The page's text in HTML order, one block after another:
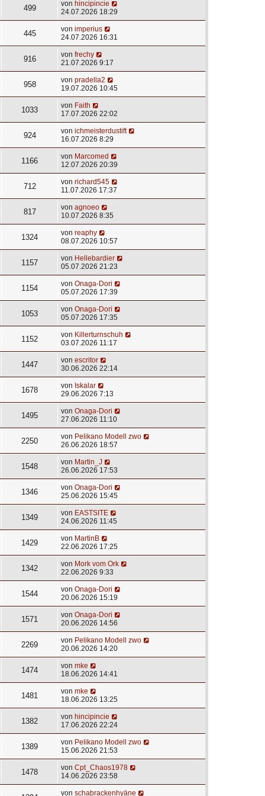
499 von hincipincie
24.07.2026 18:29
445 von imperius
24.07.2026 16:31
916 von frechy
21.07.2026 9:17
958 von pradella2
19.07.2026 10:45
1033 von Faith
17.07.2026 22:02
924 von ichmeisterdustift
16.07.2026 8:29
1166 von Marcomed
12.07.2026 20:39
712 von richard545
11.07.2026 17:37
817 von agnoeo
10.07.2026 8:35
1324 von reaphy
08.07.2026 10:57
1157 von Hellebardier
05.07.2026 21:23
1154 von Onaga-Dori
05.07.2026 17:39
1053 von Onaga-Dori
05.07.2026 17:35
1152 von Killerturnschuh
03.07.2026 11:17
1447 von escritor
30.06.2026 22:14
1678 von Iskalar
29.06.2026 7:13
1495 von Onaga-Dori
27.06.2026 11:10
2250 von Pelikano Modell zwo
26.06.2026 18:57
1548 von Martin_J
26.06.2026 17:53
1346 von Onaga-Dori
25.06.2026 15:45
1349 von EASTSITE
24.06.2026 11:45
1429 von MartinB
22.06.2026 17:25
1342 von Mork vom Ork
22.06.2026 9:33
1544 von Onaga-Dori
20.06.2026 15:19
1571 von Onaga-Dori
20.06.2026 14:56
2269 von Pelikano Modell zwo
20.06.2026 14:20
1474 von mke
18.06.2026 14:41
1481 von mke
18.06.2026 13:25
1382 von hincipincie
17.06.2026 22:24
1389 von Pelikano Modell zwo
15.06.2026 21:53
1478 von Cpt_Chaos1978
14.06.2026 23:58
von schabrackenhyäne